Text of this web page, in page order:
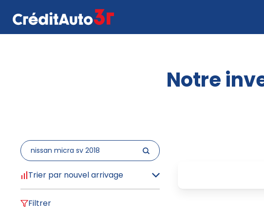
Notre
Trier par nouvel arrivage
Filtrer